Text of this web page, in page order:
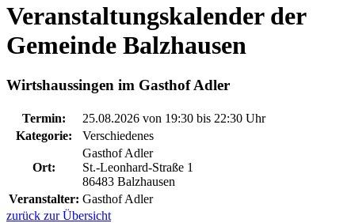
Veranstaltungskalender der
Gemeinde Balzhausen
Wirtshaussingen im Gasthof Adler
Termin: 25.08.2026 von 19:30 bis 22:30 Uhr
Kategorie:
Verschiedenes
Ort:
Gasthof Adler
St.-Leonhard-Straße 1
86483 Balzhausen
Veranstalter: Gasthof Adler
zurück zur Übersicht